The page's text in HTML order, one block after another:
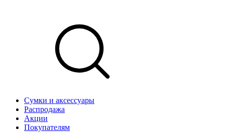
Сумки и аксессуары
Распродажа
Акции
Покупателям